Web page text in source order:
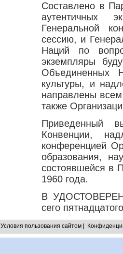
Составлено в
аутентичных
Генеральной
сессию, и
Наций по
экземпляры
Объединенных
культуры, и
направлены
также
Приведенный
Конвенции,
конференцией
образования,
состоявшейся в
1960 года.
В
сего
Условия пользования сайтом |